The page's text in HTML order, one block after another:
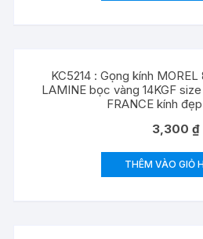
KC5214 : Gọng kính
LAMINE bọc vàng 14KGF
FRANCE kính
3,300 ₫
THÊM VÀO GIỎ